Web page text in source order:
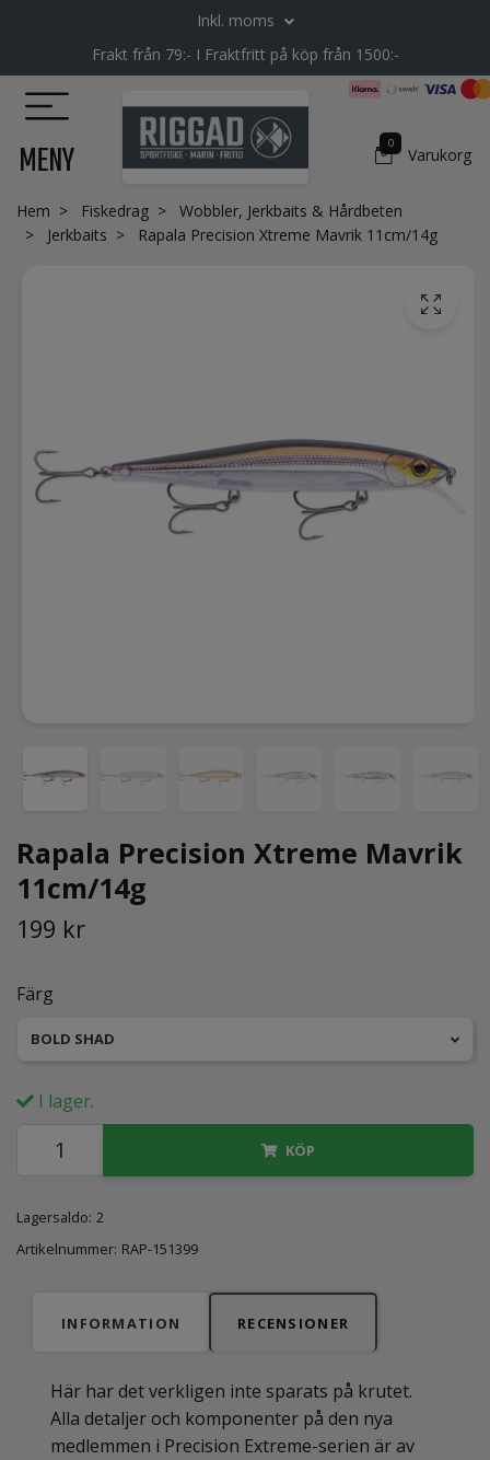
Inkl. moms
Frakt från 79:- I Fraktfritt på köp från 1500:-
MENY 0
Varukorg
Hem Fiskedrag
Wobbler, Jerkbaits & Hårdbeten
Jerkbaits
Rapala Precision Xtreme Mavrik 11cm/14g
Rapala Precision Xtreme Mavrik
11cm/14g
199 kr
Färg
BOLD SHAD
I lager.
KÖP
Lagersaldo: 2
Artikelnummer: RAP-151399
INFORMATION RECENSIONER
Här har det verkligen inte sparats på krutet.
Alla detaljer och komponenter på den nya
medlemmen i Precision Extreme-serien är av